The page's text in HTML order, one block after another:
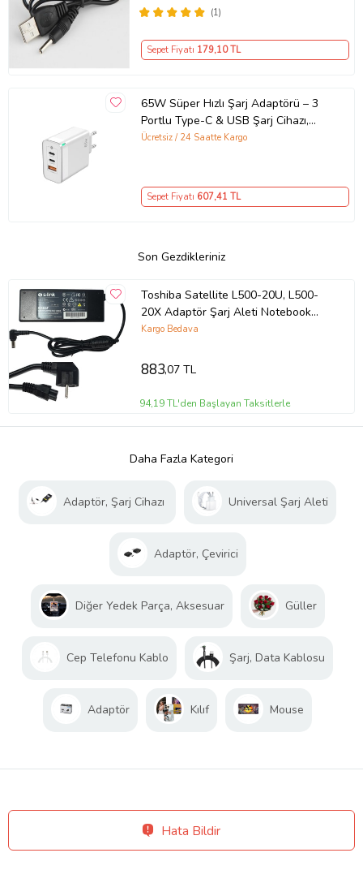
(1)
Sepet Fiyatı 179,10 TL
65W Süper Hızlı Şarj Adaptörü – 3
Portlu Type-C & USB Şarj Cihazı,
GaN Teknolojili 65W Hızlı Şarj Cihazı
Adaptörü – Type-C ve USB Çıkışlı,
Evrensel 65W Duvar Tipi Şarj
Ücretsiz / 24 Saatte Kargo
Sepet Fiyatı 607,41 TL
Son Gezdikleriniz
Toshiba Satellite L500-20U, L500-
20X Adaptör Şarj Aleti Notebook
Adaptörü (Siyah)
Kargo Bedava
883,07 TL
94,19 TL'den Başlayan Taksitlerle
Daha Fazla Kategori
Adaptör, Şarj Cihazı Universal Şarj Aleti
Adaptör, Çevirici
Diğer Yedek Parça, Aksesuar Güller
Cep Telefonu Kablo Şarj, Data Kablosu
Adaptör Kılıf Mouse
Hata Bildir